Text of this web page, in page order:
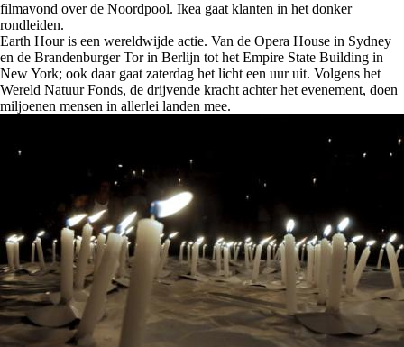
filmavond over de Noordpool. Ikea gaat klanten in het donker
rondleiden.
Earth Hour is een wereldwijde actie. Van de Opera House in Sydney
en de Brandenburger Tor in Berlijn tot het Empire State Building in
New York; ook daar gaat zaterdag het licht een uur uit. Volgens het
Wereld Natuur Fonds, de drijvende kracht achter het evenement, doen
miljoenen mensen in allerlei landen mee.